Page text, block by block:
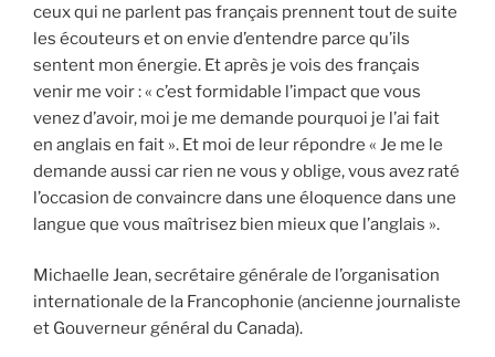
ceux qui ne parlent pas français prennent tout de suite
les écouteurs et on envie d’entendre parce qu’ils
sentent mon énergie. Et après je vois des français
venir me voir : « c’est formidable l’impact que vous
venez d’avoir, moi je me demande pourquoi je l’ai fait
en anglais en fait ». Et moi de leur répondre « Je me le
demande aussi car rien ne vous y oblige, vous avez raté
l’occasion de convaincre dans une éloquence dans une
langue que vous maîtrisez bien mieux que l’anglais ».
Michaelle Jean, secrétaire générale de l’organisation
internationale de la Francophonie (ancienne journaliste
et Gouverneur général du Canada).